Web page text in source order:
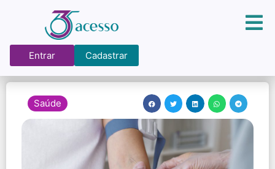
Entrar Cadastrar
Saúde